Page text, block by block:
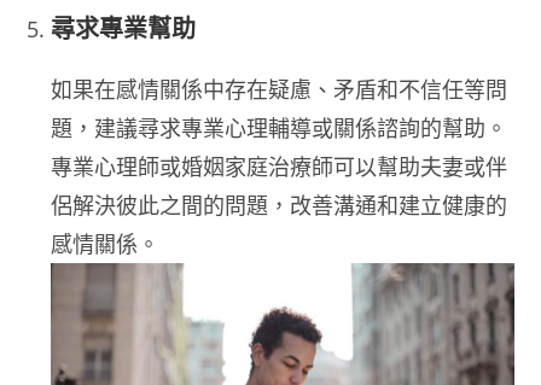
尋求專業幫助
如果在感情關係中存在疑慮、矛盾和不信任等問
題，建議尋求專業心理輔導或關係諮詢的幫助。
專業心理師或婚姻家庭治療師可以幫助夫妻或伴
侶解決彼此之間的問題，改善溝通和建立健康的
感情關係。